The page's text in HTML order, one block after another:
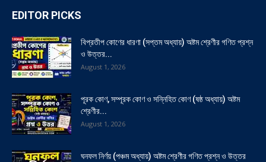
EDITOR PICKS
বিপ্রতীপ কোণের ধারণা (সপ্তম অধ্যায়) অষ্টম শ্রেণীর গণিত প্রশ্ন
ও উত্তর...
August 1, 2026
পূরক কোণ, সম্পূরক কোণ ও সন্নিহিত কোণ (ষষ্ঠ অধ্যায়) অষ্টম
শ্রেণীর...
August 1, 2026
ঘনফল নির্ণয় (পঞ্চম অধ্যায়) অষ্টম শ্রেণীর গণিত প্রশ্ন ও উত্তর